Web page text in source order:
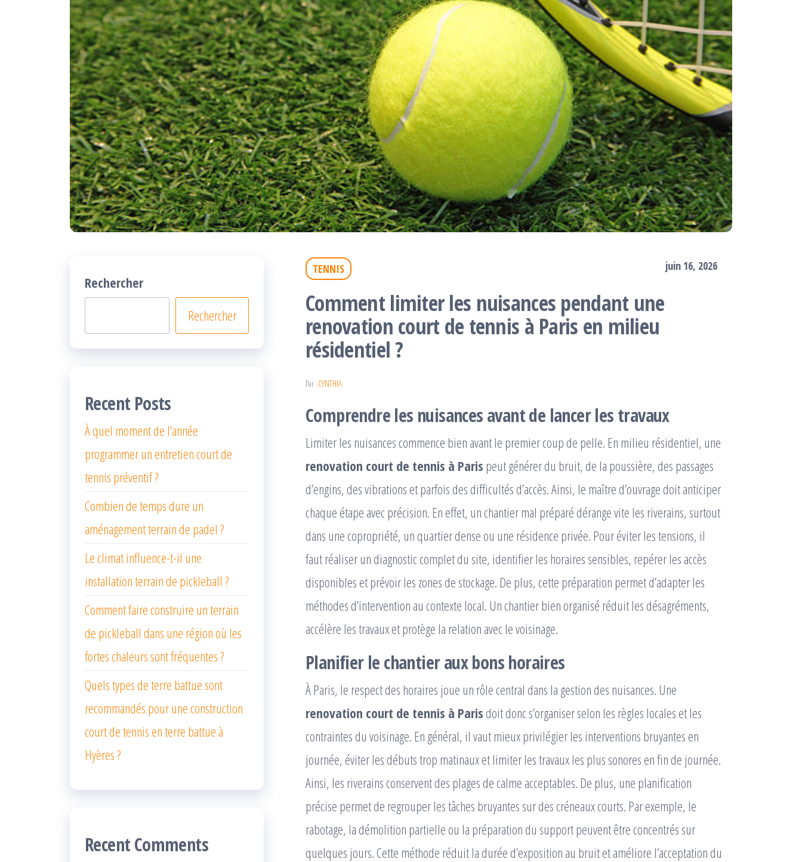
TENNIS juin 16, 2026
Comment limiter les nuisances pendant une
renovation court de tennis à Paris en milieu
résidentiel ?
Par CYNTHIA
Comprendre les nuisances avant de lancer les travaux
Limiter les nuisances commence bien avant le premier coup de pelle. En milieu résidentiel, une
renovation court de tennis à Paris peut générer du bruit, de la poussière, des passages
d’engins, des vibrations et parfois des difficultés d’accès. Ainsi, le maître d’ouvrage doit anticiper
chaque étape avec précision. En effet, un chantier mal préparé dérange vite les riverains, surtout
dans une copropriété, un quartier dense ou une résidence privée. Pour éviter les tensions, il
faut réaliser un diagnostic complet du site, identifier les horaires sensibles, repérer les accès
disponibles et prévoir les zones de stockage. De plus, cette préparation permet d’adapter les
méthodes d’intervention au contexte local. Un chantier bien organisé réduit les désagréments,
accélère les travaux et protège la relation avec le voisinage.
Planifier le chantier aux bons horaires
À Paris, le respect des horaires joue un rôle central dans la gestion des nuisances. Une
renovation court de tennis à Paris doit donc s’organiser selon les règles locales et les
contraintes du voisinage. En général, il vaut mieux privilégier les interventions bruyantes en
journée, éviter les débuts trop matinaux et limiter les travaux les plus sonores en fin de journée.
Ainsi, les riverains conservent des plages de calme acceptables. De plus, une planification
précise permet de regrouper les tâches bruyantes sur des créneaux courts. Par exemple, le
rabotage, la démolition partielle ou la préparation du support peuvent être concentrés sur
quelques jours. Cette méthode réduit la durée d’exposition au bruit et améliore l’acceptation du
Rechercher
Rechercher
Recent Posts
À quel moment de l’année
programmer un entretien court de
tennis préventif ?
Combien de temps dure un
aménagement terrain de padel ?
Le climat influence-t-il une
installation terrain de pickleball ?
Comment faire construire un terrain
de pickleball dans une région où les
fortes chaleurs sont fréquentes ?
Quels types de terre battue sont
recommandés pour une construction
court de tennis en terre battue à
Hyères ?
Recent Comments